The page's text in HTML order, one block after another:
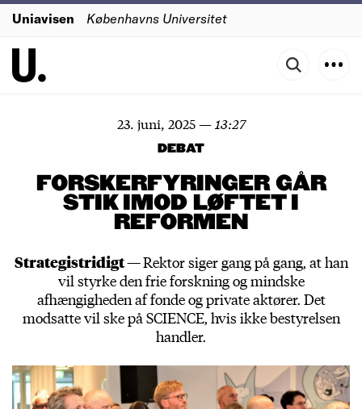
Uniavisen Københavns Universitet
23. juni, 2025— 13:27
DEBAT
FORSKERFYRINGER GÅR
STIK IMOD LØFTET I
REFORMEN
Strategistridigt —Rektor siger gang på gang, at han
vil styrke den frie forskning og mindske
afhængigheden af fonde og private aktører. Det
modsatte vil ske på SCIENCE, hvis ikke bestyrelsen
handler.